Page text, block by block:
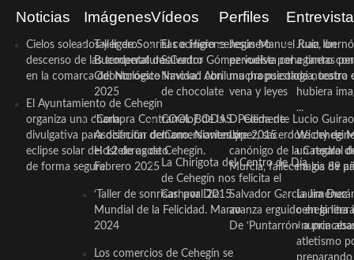
Noticias
Cielos soleados y ligero
descenso de las temperaturas
en la comarca del Noroeste
El Ayuntamiento de Cehegín
organiza una charla
divulgativa para disfrutar del
eclipse solar del 12 de agosto
de forma segura
Imágenes
Taller de Sonrisas e Higiene
Bucodental de ‘Centro
Odontológico Innova’. Abril
2025
‘Compra Contrarreloj’ de la
Asociación de Comerciantes y
Hosteleros de Cehegín.
Febrero 2025
‘Taller de sonrisas’ por Día
Mundial de la Felicidad. Marzo
2024
Los comercios de Cehegín se
Vídeos
El cocinero ceheginero
Salvador Gómez vuelve por
Navidad con una propuesta
de chocolate
COOL BODAS. Pedida de
mano. Noviembre 2015
La Chirigota del Centro de Día
de Cehegín nos felicita el
Carnaval 2015
Perfiles
Jesús Manuel Ruiz, un
periodista ceheginero con
mucha psicología, teatro
vena y leyes
D. Clemente Lucio Guirao
López, sacerdote
canónigo de la Catedral
Murcia, fallece a los 89
Salvador García Jiménez
avanza erguido en la
De ‘Puntarrón’ a
Juan
a tantas
de nuestra
hubiera
...
Wichy de
un regalo
magia de
Laura
ceheginera
«nunca
atletismo